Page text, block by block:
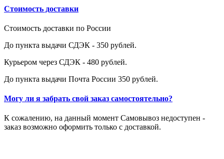
Стоимость доставки
Стоимость доставки по России
До пункта выдачи СДЭК - 350 рублей.
Курьером через СДЭК - 480 рублей.
До пункта выдачи Почта России 350 рублей.
Могу ли я забрать свой заказ самостоятельно?
К сожалению, на данный момент Самовывоз недоступен -
заказ возможно оформить только с доставкой.